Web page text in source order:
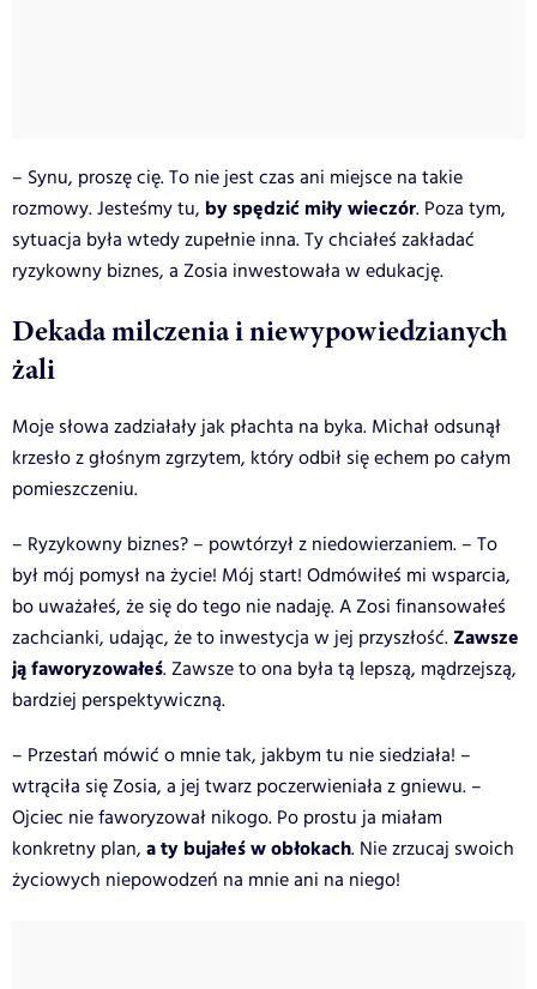
– Synu, proszę cię. To nie jest czas ani miejsce na takie
rozmowy. Jesteśmy tu, by spędzić miły wieczór. Poza tym,
sytuacja była wtedy zupełnie inna. Ty chciałeś zakładać
ryzykowny biznes, a Zosia inwestowała w edukację.
Dekada milczenia i niewypowiedzianych
żali
Moje słowa zadziałały jak płachta na byka. Michał odsunął
krzesło z głośnym zgrzytem, który odbił się echem po całym
pomieszczeniu.
– Ryzykowny biznes? – powtórzył z niedowierzaniem. – To
był mój pomysł na życie! Mój start! Odmówiłeś mi wsparcia,
bo uważałeś, że się do tego nie nadaję. A Zosi finansowałeś
zachcianki, udając, że to inwestycja w jej przyszłość. Zawsze
ją faworyzowałeś. Zawsze to ona była tą lepszą, mądrzejszą,
bardziej perspektywiczną.
– Przestań mówić o mnie tak, jakbym tu nie siedziała! –
wtrąciła się Zosia, a jej twarz poczerwieniała z gniewu. –
Ojciec nie faworyzował nikogo. Po prostu ja miałam
konkretny plan, a ty bujałeś w obłokach. Nie zrzucaj swoich
życiowych niepowodzeń na mnie ani na niego!